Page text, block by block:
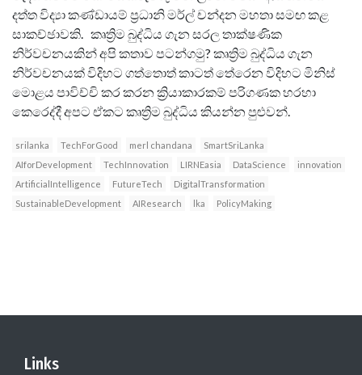
දත්ත විද්‍යා කණ්ඩායම් ප්‍රධානි මර්ල් චන්දන මහතා සමඟ කළ
සාකච්ඡාවකි. කෘත්‍රිම බුද්ධිය ගැන සරල තාක්ෂණික
නිර්වචනයකින් අපි කතාව පටන්ගමු? කෘත්‍රිම බුද්ධිය ගැන
නිර්වචනයක් විදිහට ගත්තොත් කාටත් තේරෙන විදිහට මිනිස්
මොළය පාවිච්චි කර කරන ක්‍රියාකාරකම් පරිගණක හරහා
කෙරෙද්දී අපට ඒකට කෘත්‍රිම බුද්ධිය කියන්න පුළුවන්.
srilanka TechForGood merl chandana
SmartSriLanka
AIforDevelopment
TechInnovation LIRNEasia DataScience
innovation
ArtificialIntelligence
FutureTech
DigitalTransformation
SustainableDevelopment
AIResearch lka PolicyMaking
Links